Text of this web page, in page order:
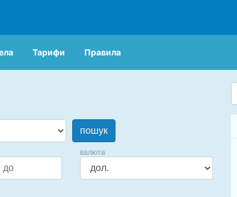
Тарифи Правила
пошук
валюта